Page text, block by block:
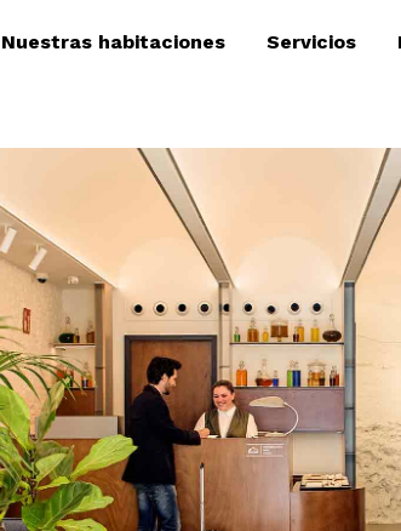
Nuestras habitaciones Servicios